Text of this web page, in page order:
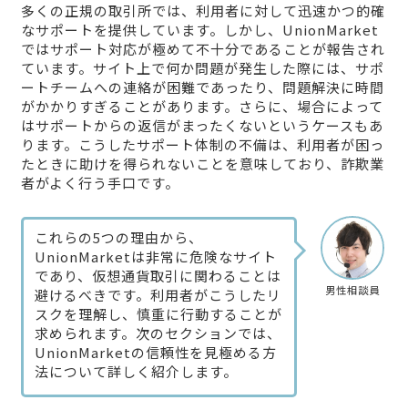
多くの正規の取引所では、利用者に対して迅速かつ的確
なサポートを提供しています。しかし、UnionMarket
ではサポート対応が極めて不十分であることが報告され
ています。サイト上で何か問題が発生した際には、サポ
ートチームへの連絡が困難であったり、問題解決に時間
がかかりすぎることがあります。さらに、場合によって
はサポートからの返信がまったくないというケースもあ
ります。こうしたサポート体制の不備は、利用者が困っ
たときに助けを得られないことを意味しており、詐欺業
者がよく行う手口です。
男性相談員
これらの5つの理由から、
UnionMarketは非常に危険なサイト
であり、仮想通貨取引に関わることは
避けるべきです。利用者がこうしたリ
スクを理解し、慎重に行動することが
求められます。次のセクションでは、
UnionMarketの信頼性を見極める方
法について詳しく紹介します。